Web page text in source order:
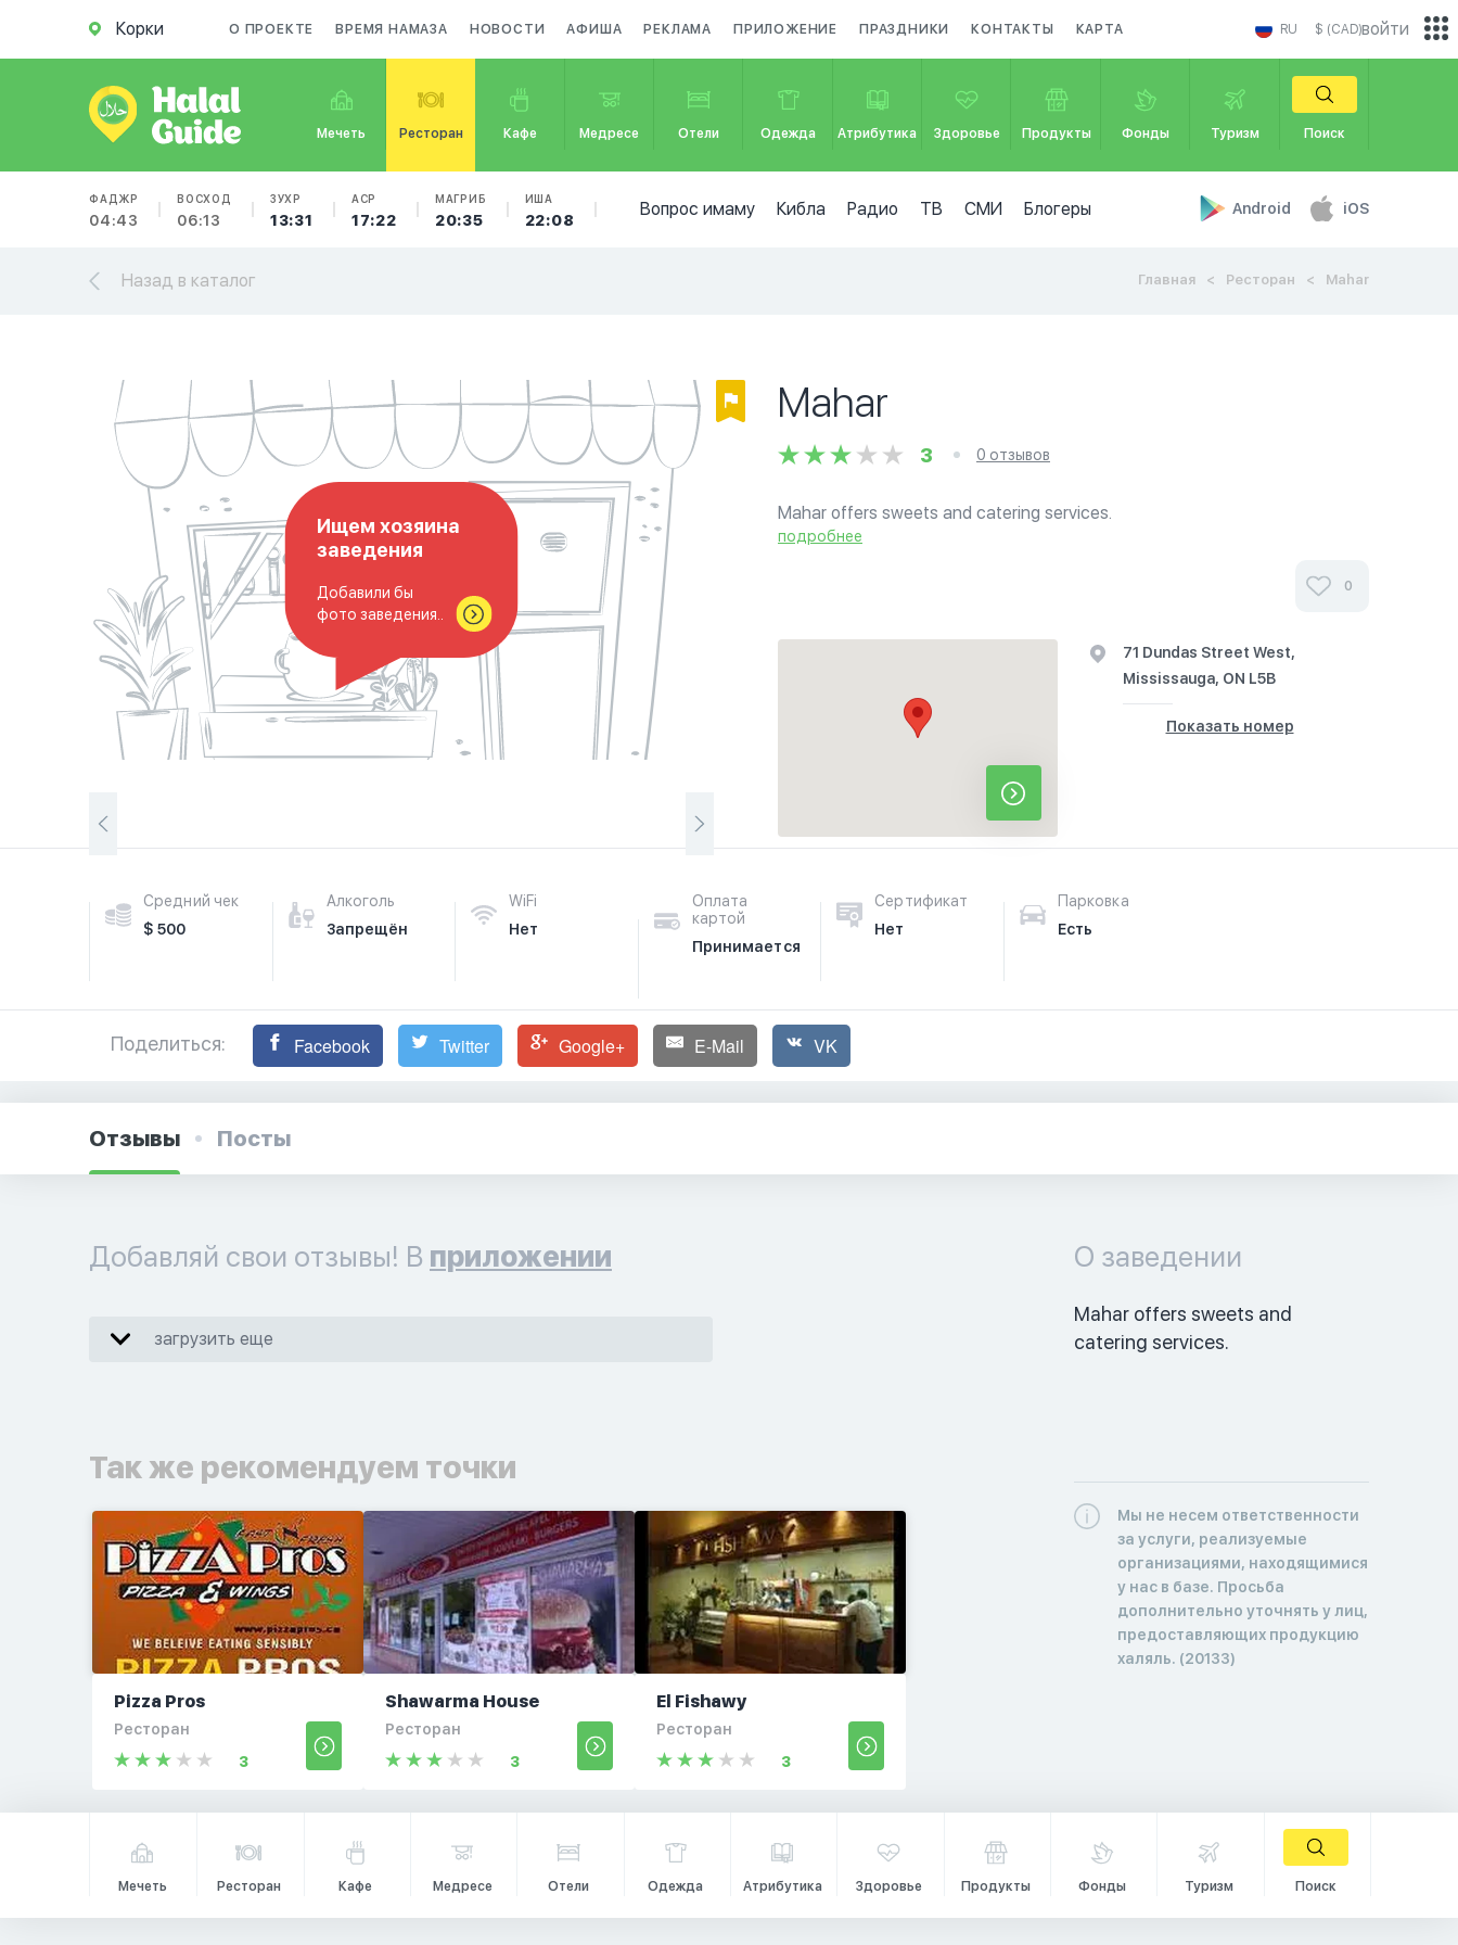
Корки О ПРОЕКТЕ ВРЕМЯ НАМАЗА НОВОСТИ АФИША РЕКЛАМА ПРИЛОЖЕНИЕ ПРАЗДНИКИ КОНТАКТЫ КАРТА RU $ (CAD)
Мечеть Ресторан Кафе Медресе Отели Одежда Атрибутика Здоровье Продукты Фонды Туризм Поиск
ФАДЖР
04:43
ВОСХОД
06:13
ЗУХР
13:31
АСР
17:22
МАГРИБ
20:35
ИША
22:08
Вопрос имаму Кибла Радио ТВ СМИ Блогеры Android iOS
войти
Назад в каталог Главная Ресторан Mahar
Ищем хозяина
заведения
Добавили бы
фото заведения..
Mahar
3 0 отзывов
Mahar offers sweets and catering services.
подробнее
0
71 Dundas Street West,
Mississauga, ON L5B
Показать номер
Средний чек
$ 500
Алкоголь
Запрещён
WiFi
Нет
Оплата
картой
Принимается
Сертификат
Нет
Парковка
Есть
Поделиться: Facebook Twitter Google+ E-Mail VK
Отзывы Посты
Добавляй свои отзывы! В приложении
загрузить еще
Так же рекомендуем точки
Pizza Pros
Ресторан
3
Shawarma House
Ресторан
3
El Fishawy
Ресторан
3
О заведении
Mahar offers sweets and
catering services.
Мы не несем ответственности
за услуги, реализуемые
организациями, находящимися
у нас в базе. Просьба
дополнительно уточнять у лиц,
предоставляющих продукцию
халяль. (20133)
Мечеть Ресторан Кафе Медресе Отели Одежда Атрибутика Здоровье Продукты Фонды Туризм Поиск